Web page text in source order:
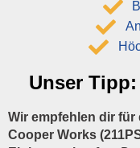
Unser Tipp:
Wir empfehlen dir für
Cooper Works